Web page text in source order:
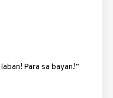
Para sa bayan!”